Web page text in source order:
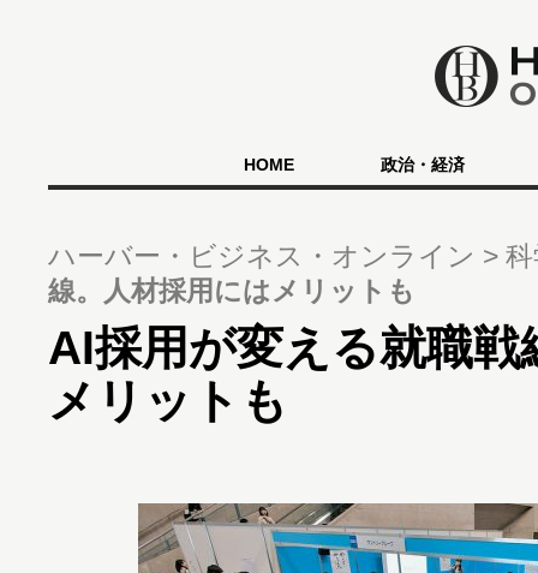
HOME 政治・経済
ハーバー・ビジネス・オンライン
線。人材採用にはメリットも
AI採用が変える就職戦
メリットも